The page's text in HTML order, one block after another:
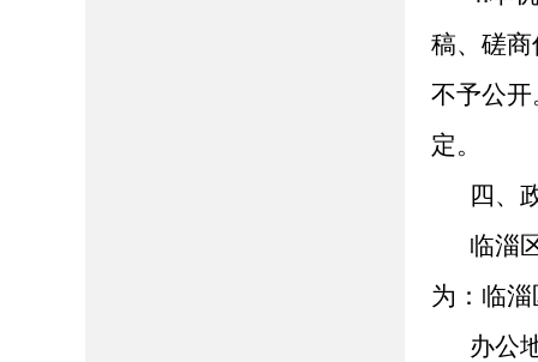
稿、磋
不予公
定。
四、
临淄
为：临
办公